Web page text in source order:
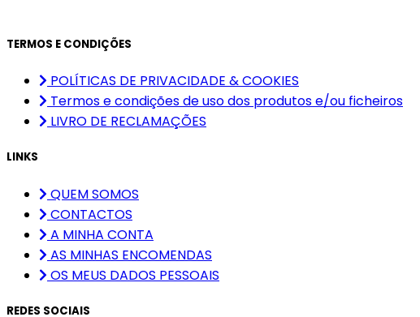
TERMOS E CONDIÇÕES
POLÍTICAS DE PRIVACIDADE & COOKIES
Termos e condições de uso dos produtos e/ou ficheiros
LIVRO DE RECLAMAÇÕES
LINKS
QUEM SOMOS
CONTACTOS
A MINHA CONTA
AS MINHAS ENCOMENDAS
OS MEUS DADOS PESSOAIS
REDES SOCIAIS